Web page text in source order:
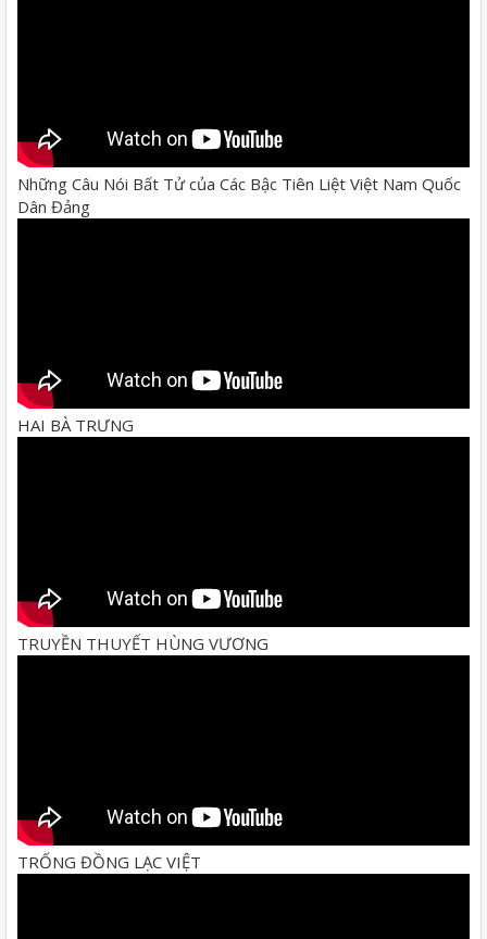
Những Câu Nói Bất Tử của Các Bậc Tiên Liệt Việt Nam Quốc
Dân Đảng
HAI BÀ TRƯNG
TRUYỀN THUYẾT HÙNG VƯƠNG
TRỐNG ĐỒNG LẠC VIỆT